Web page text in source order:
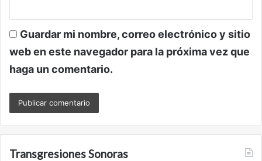
Guardar mi nombre, correo electrónico y sitio
web en este navegador para la próxima vez que
haga un comentario.
Transgresiones Sonoras